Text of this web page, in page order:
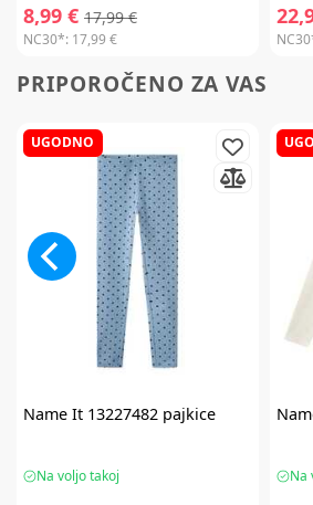
8,99 € 17,99 €
NC30*: 17,99 €
PRIPOROČENO ZA VAS
UGODNO
Name It13227482 pajkice
Na voljo takoj Na